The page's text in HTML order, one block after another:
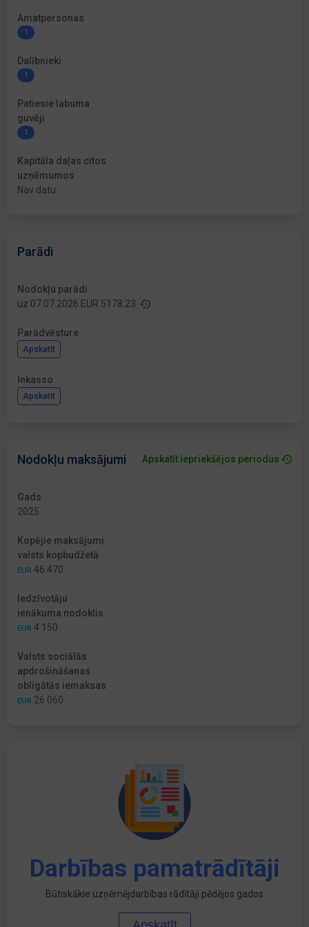
Amatpersonas
1
Dalībnieki
1
Patiesie labuma
guvēji
1
Kapitāla daļas citos
uzņēmumos
Nav datu
Parādi
Nodokļu parādi
uz 07.07.2026 EUR 5178.23
Parādvēsture
Apskatīt
Inkasso
Apskatīt
Nodokļu maksājumi Apskatīt iepriekšējos periodus
Gads
2025
Kopējie maksājumi
valsts kopbudžetā
EUR 46 470
Iedzīvotāju
ienākuma nodoklis
EUR 4 150
Valsts sociālās
apdrošināšanas
obligātās iemaksas
EUR 26 060
Darbības pamatrādītāji
Būtiskākie uzņēmējdarbības rādītāji pēdējos gados